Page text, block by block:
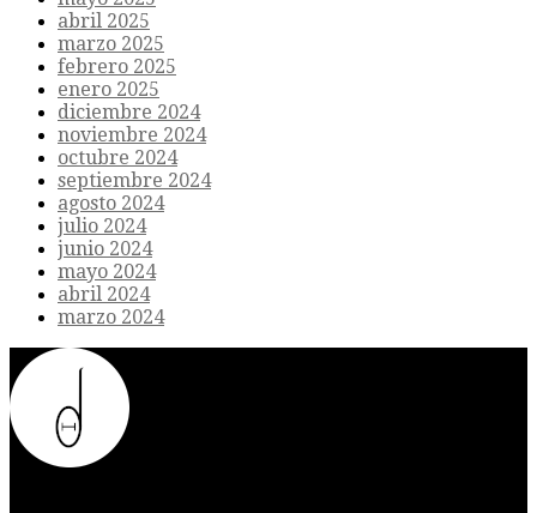
abril 2025
marzo 2025
febrero 2025
enero 2025
diciembre 2024
noviembre 2024
octubre 2024
septiembre 2024
agosto 2024
julio 2024
junio 2024
mayo 2024
abril 2024
marzo 2024